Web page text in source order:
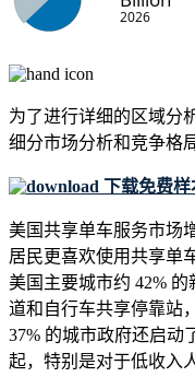
为了进行详细的区域分
细分市场分析和竞争格
下载免费样
美国共享单车服务市场
居民更喜欢使用共享单
美国主要城市约 42%
道和自行车共享停靠站
37% 的城市政府还启动
起，特别是对于低收入